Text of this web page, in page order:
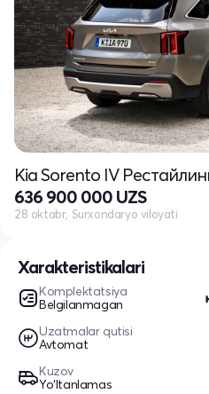
Xarakteristikalari
Komplektatsiya
Belgilanmagan
Uzatmalar qutisi
Avtomat
Kuzov
Yo‘ltanlamas
Kia Sorento IV
636 900 000 UZS
28 oktabr, Surxondaryo viloyati